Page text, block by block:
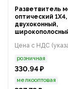
Разветвитель
оптический 1Х4,
двухоконный,
Цена с НДС
розничная
330.94 ₽
мелкооптовая